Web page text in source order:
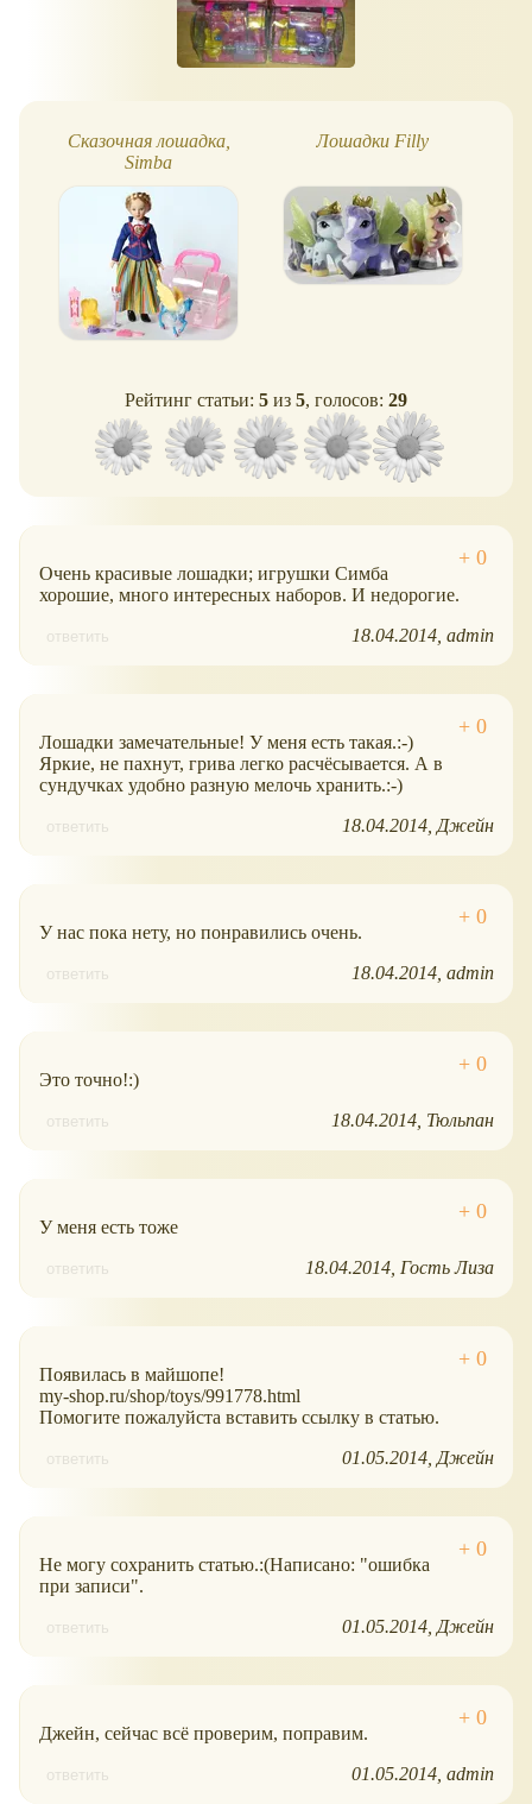
Сказочная лошадка,
Simba
Лошадки Filly
Рейтинг статьи: 5 из 5, голосов: 29
Очень красивые лошадки; игрушки Симба
хорошие, много интересных наборов. И недорогие.
ответить 18.04.2014 admin
Лошадки замечательные! У меня есть такая.:-)
Яркие, не пахнут, грива легко расчёсывается. А в
сундучках удобно разную мелочь хранить.:-)
ответить 18.04.2014 Джейн
У нас пока нету, но понравились очень.
ответить 18.04.2014 admin
Это точно!:)
ответить 18.04.2014 Тюльпан
У меня есть тоже
ответить 18.04.2014 Гость Лиза
Появилась в майшопе!
my-shop.ru/shop/toys/991778.html
Помогите пожалуйста вставить ссылку в статью.
ответить 01.05.2014 Джейн
Не могу сохранить статью.:(Написано: "ошибка
при записи".
ответить 01.05.2014 Джейн
Джейн, сейчас всё проверим, поправим.
ответить 01.05.2014 admin